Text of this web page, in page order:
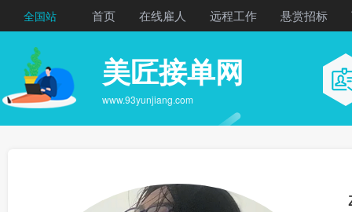
全国站 首页 在线雇人 远程工作 悬赏招标
美匠接单网
www.93yunjiang.com